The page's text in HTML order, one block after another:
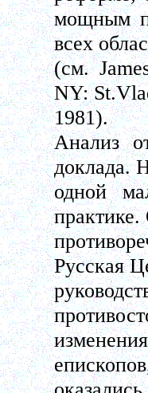
мощным
всех
(см.
NY:
1981).
Анализ
доклада.
одной
Русская